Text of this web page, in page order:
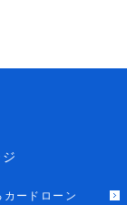
ードローン